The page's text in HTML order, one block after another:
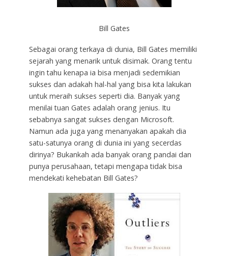
Bill Gates
Sebagai orang terkaya di dunia, Bill Gates memiliki
sejarah yang menarik untuk disimak. Orang tentu
ingin tahu kenapa ia bisa menjadi sedemikian
sukses dan adakah hal-hal yang bisa kita lakukan
untuk meraih sukses seperti dia. Banyak yang
menilai tuan Gates adalah orang jenius. Itu
sebabnya sangat sukses dengan Microsoft.
Namun ada juga yang menanyakan apakah dia
satu-satunya orang di dunia ini yang secerdas
dirinya? Bukankah ada banyak orang pandai dan
punya perusahaan, tetapi mengapa tidak bisa
mendekati kehebatan Bill Gates?